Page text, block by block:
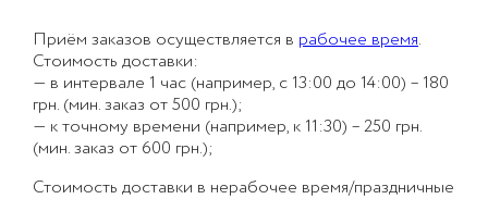
Приём заказов осуществляется в рабочее время.
Стоимость доставки:
— в интервале 1 час (например, с 13:00 до 14:00) – 180
грн. (мин. заказ от 500 грн.);
— к точному времени (например, к 11:30) – 250 грн.
(мин. заказ от 600 грн.);
Стоимость доставки в нерабочее время/праздничные